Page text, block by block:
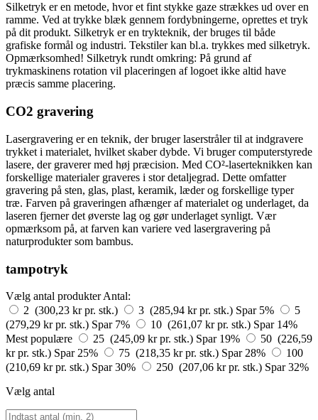
Silketryk er en metode, hvor et fint stykke gaze strækkes ud over en
ramme. Ved at trykke blæk gennem fordybningerne, oprettes et tryk
på dit produkt. Silketryk er en trykteknik, der bruges til både
grafiske formål og industri. Tekstiler kan bl.a. trykkes med silketryk.
Opmærksomhed! Silketryk rundt omkring: På grund af
trykmaskinens rotation vil placeringen af logoet ikke altid have
præcis samme placering.
CO2 gravering
Lasergravering er en teknik, der bruger laserstråler til at indgravere
trykket i materialet, hvilket skaber dybde. Vi bruger computerstyrede
lasere, der graverer med høj præcision. Med CO²-laserteknikken kan
forskellige materialer graveres i stor detaljegrad. Dette omfatter
gravering på sten, glas, plast, keramik, læder og forskellige typer
træ. Farven på graveringen afhænger af materialet og underlaget, da
laseren fjerner det øverste lag og gør underlaget synligt. Vær
opmærksom på, at farven kan variere ved lasergravering på
naturprodukter som bambus.
tampotryk
Vælg antal produkter Antal:
2 (300,23 kr pr. stk.)
3 (285,94 kr pr. stk.) Spar 5%
5
(279,29 kr pr. stk.) Spar 7% 10 (261,07 kr pr. stk.) Spar 14%
Mest populære
25 (245,09 kr pr. stk.) Spar 19%
50 (226,59
kr pr. stk.) Spar 25% 75 (218,35 kr pr. stk.) Spar 28%
100
(210,69 kr pr. stk.) Spar 30% 250 (207,06 kr pr. stk.) Spar 32%
Vælg antal